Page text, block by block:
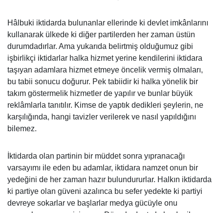
Hâlbuki iktidarda bulunanlar ellerinde ki devlet imkânlarını
kullanarak ülkede ki diğer partilerden her zaman üstün
durumdadırlar. Ama yukarıda belirtmiş olduğumuz gibi
işbirlikçi iktidarlar halka hizmet yerine kendilerini iktidara
taşıyan adamlara hizmet etmeye öncelik vermiş olmaları,
bu tabii sonucu doğurur. Pek tabiidir ki halka yönelik bir
takım göstermelik hizmetler de yapılır ve bunlar büyük
reklâmlarla tanıtılır. Kimse de yaptık dedikleri şeylerin, ne
karşılığında, hangi tavizler verilerek ve nasıl yapıldığını
bilemez.
İktidarda olan partinin bir müddet sonra yıpranacağı
varsayımı ile eden bu adamlar, iktidara namzet onun bir
yedeğini de her zaman hazır bulundururlar. Halkın iktidarda
ki partiye olan güveni azalınca bu sefer yedekte ki partiyi
devreye sokarlar ve başlarlar medya gücüyle onu